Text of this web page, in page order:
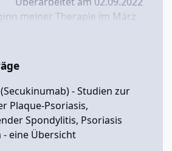
meiner Therapie im März
in den Armbeugen und
kleinen Finger - siehe
früheren Blog-
begünstigt
(Cosentyx® )? -
AIN457) -
- Studien zur
Plaque-Psoriasis,
Spondylitis, Psoriasis
- eine Übersicht